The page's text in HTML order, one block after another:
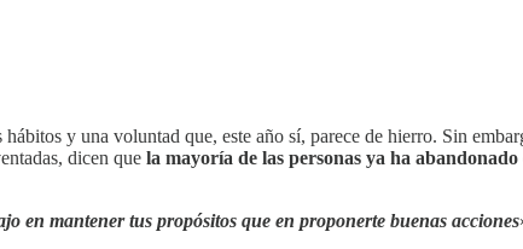
y una voluntad que, este año sí, parece de hierro. Sin
dicen que la mayoría de las personas ya ha
en mantener tus propósitos que en proponerte buenas acciones